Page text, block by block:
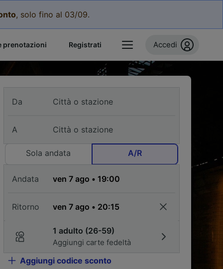
, solo fino al 03/09.
prenotazioni Registrati Accedi
Da
A
Sola andata A/R
Andata
Ritorno
1 adulto (26-59)
Aggiungi carte fedeltà
Aggiungi codice sconto